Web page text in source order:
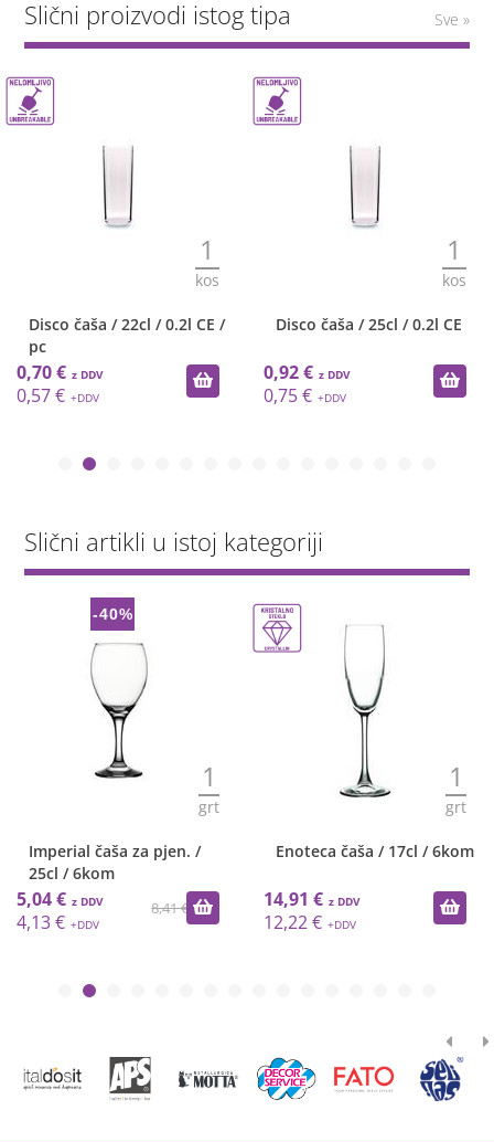
Slični proizvodi istog tipa Sve »
1
kos
Disco čaša / 22cl / 0.2l CE /
pc
0,70 €
0,57 €
1
kos
Disco čaša / 25cl / 0.2l CE
0,92 €
0,75 €
Slični artikli u istoj kategoriji
-40%
1
grt
Imperial čaša za pjen. /
25cl / 6kom
8,41 €
5,04 €
4,13 €
1
grt
Enoteca čaša / 17cl / 6kom
14,91 €
12,22 €